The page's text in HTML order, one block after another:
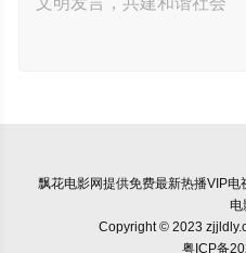
飘花电影网提供免费最新热播VIP电
电
Copyright © 2023
粤ICP备